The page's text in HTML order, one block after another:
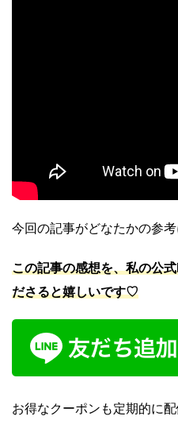
今回の記事がどなたかの参
この記事の感想を、私の公
ださると嬉しいです♡
お得なクーポンも定期的に